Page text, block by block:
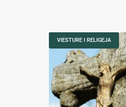
VIESTURE I RELIGEJA